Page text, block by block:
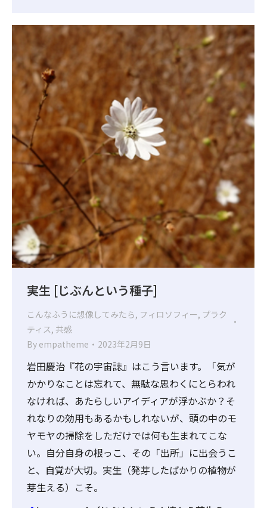
実生 [じぶんという種子]
こんなふうに想像してみたら, フィロソフィー, プラク
ティス, 共感
By empatheme 2023年2月9日
岩田慶治『花の宇宙誌』はこう言います。「気が
かかりなことは忘れて、無駄な思わくにとらわれ
なければ、あたらしいアイディアが浮かぶか？そ
れなりの効用もあるかもしれないが、頭の中のモ
ヤモヤの掃除をしただけでは何も生まれてこな
い。自分自身の根っこ、その「出所」に出会うこ
と、自覚が大切。実生（発芽したばかりの植物が
芽生える）こそ。